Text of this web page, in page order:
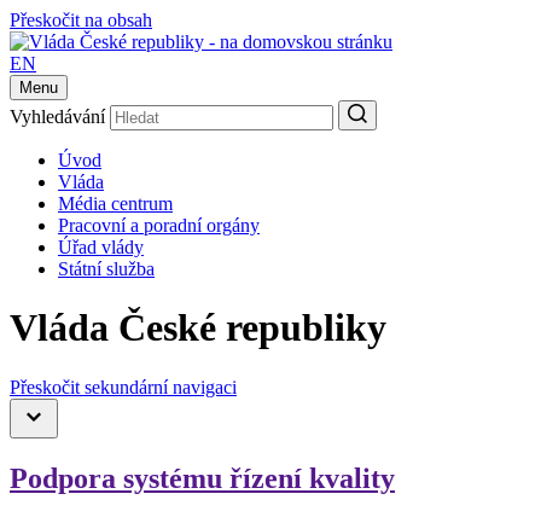
Přeskočit na obsah
EN
Menu
Vyhledávání
Úvod
Vláda
Média centrum
Pracovní a poradní orgány
Úřad vlády
Státní služba
Vláda České republiky
Přeskočit sekundární navigaci
Podpora systému řízení kvality